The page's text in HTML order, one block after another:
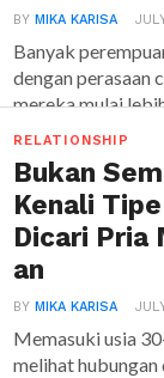
BYMIKA KARISA
Banyak
dengan perasaan
mereka mulai
RELATIONSHIP
Bukan
Kenali
Dicari Pria
an
BYMIKA KARISA
Memasuki usia
melihat hubungan